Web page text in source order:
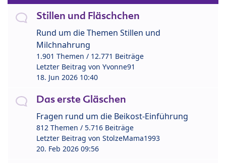
Stillen und Fläschchen
Rund um die Themen Stillen und
Milchnahrung
1.901 Themen / 12.771 Beiträge
Letzter Beitrag von Yvonne91
18. Jun 2026 10:40
Das erste Gläschen
Fragen rund um die Beikost-Einführung
812 Themen / 5.716 Beiträge
Letzter Beitrag von StolzeMama1993
20. Feb 2026 09:56